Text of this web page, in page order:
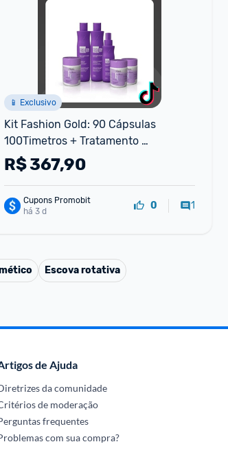
📱 Exclusivo
Kit Fashion Gold: 90 Cápsulas
100Timetros + Tratamento
Antiqueda Capilar
R$367,90
Cupons Promobit
há 3 d
0 1
Escova rotativa
de Ajuda
da comunidade
de moderação
frequentes
com sua compra?